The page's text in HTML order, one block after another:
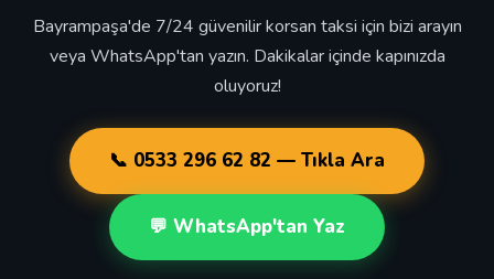
Bayrampaşa'de 7/24 güvenilir korsan taksi için bizi arayın
veya WhatsApp'tan yazın. Dakikalar içinde kapınızda
oluyoruz!
📞 0533 296 62 82 — Tıkla Ara
💬 WhatsApp'tan Yaz